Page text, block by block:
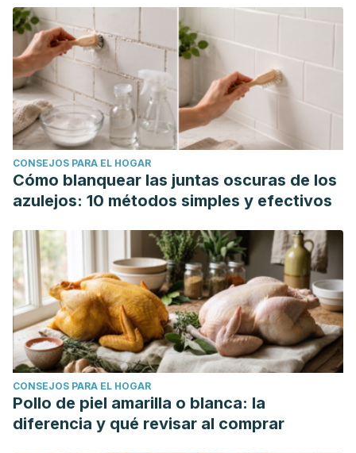
CONSEJOS PARA EL HOGAR
Cómo blanquear las juntas oscuras de los
azulejos: 10 métodos simples y efectivos
CONSEJOS PARA EL HOGAR
Pollo de piel amarilla o blanca: la
diferencia y qué revisar al comprar